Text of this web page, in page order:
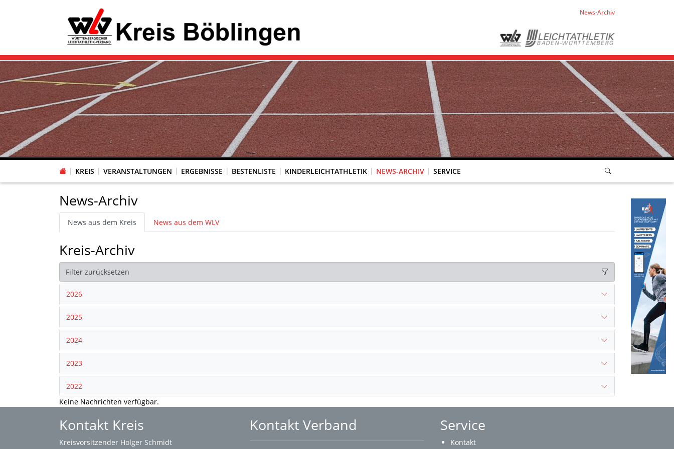
News-Archiv
KREIS VERANSTALTUNGEN ERGEBNISSE BESTENLISTE KINDERLEICHTATHLETIK NEWS-ARCHIV SERVICE
News-Archiv
News aus dem Kreis News aus dem WLV
Kreis-Archiv
Filter zurücksetzen
2026
2025
2024
2023
2022
Keine Nachrichten verfügbar.
Kontakt Kreis
Kreisvorsitzender Holger Schmidt
Kontakt Verband Service
Kontakt